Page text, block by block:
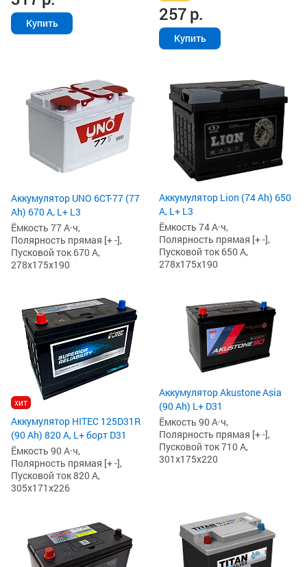
Купить 257р.
Купить
Аккумулятор UNO 6СТ-77 (77
Ah) 670 А, L+ L3
Ёмкость 77 А·ч,
Полярность прямая [+ -],
Пусковой ток 670 А,
278x175x190
Аккумулятор Lion (74 Ah) 650
А, L+ L3
Ёмкость 74 А·ч,
Полярность прямая [+ -],
Пусковой ток 650 А,
278x175x190
хит
Аккумулятор HITEC 125D31R
(90 Ah) 820 А, L+ борт D31
Ёмкость 90 А·ч,
Полярность прямая [+ -],
Пусковой ток 820 А,
305x171x226
Аккумулятор Akustone Asia
(90 Ah) L+ D31
Ёмкость 90 А·ч,
Полярность прямая [+ -],
Пусковой ток 710 А,
301x175x220